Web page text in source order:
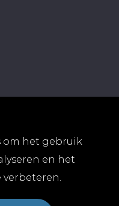
om het gebruik
en het